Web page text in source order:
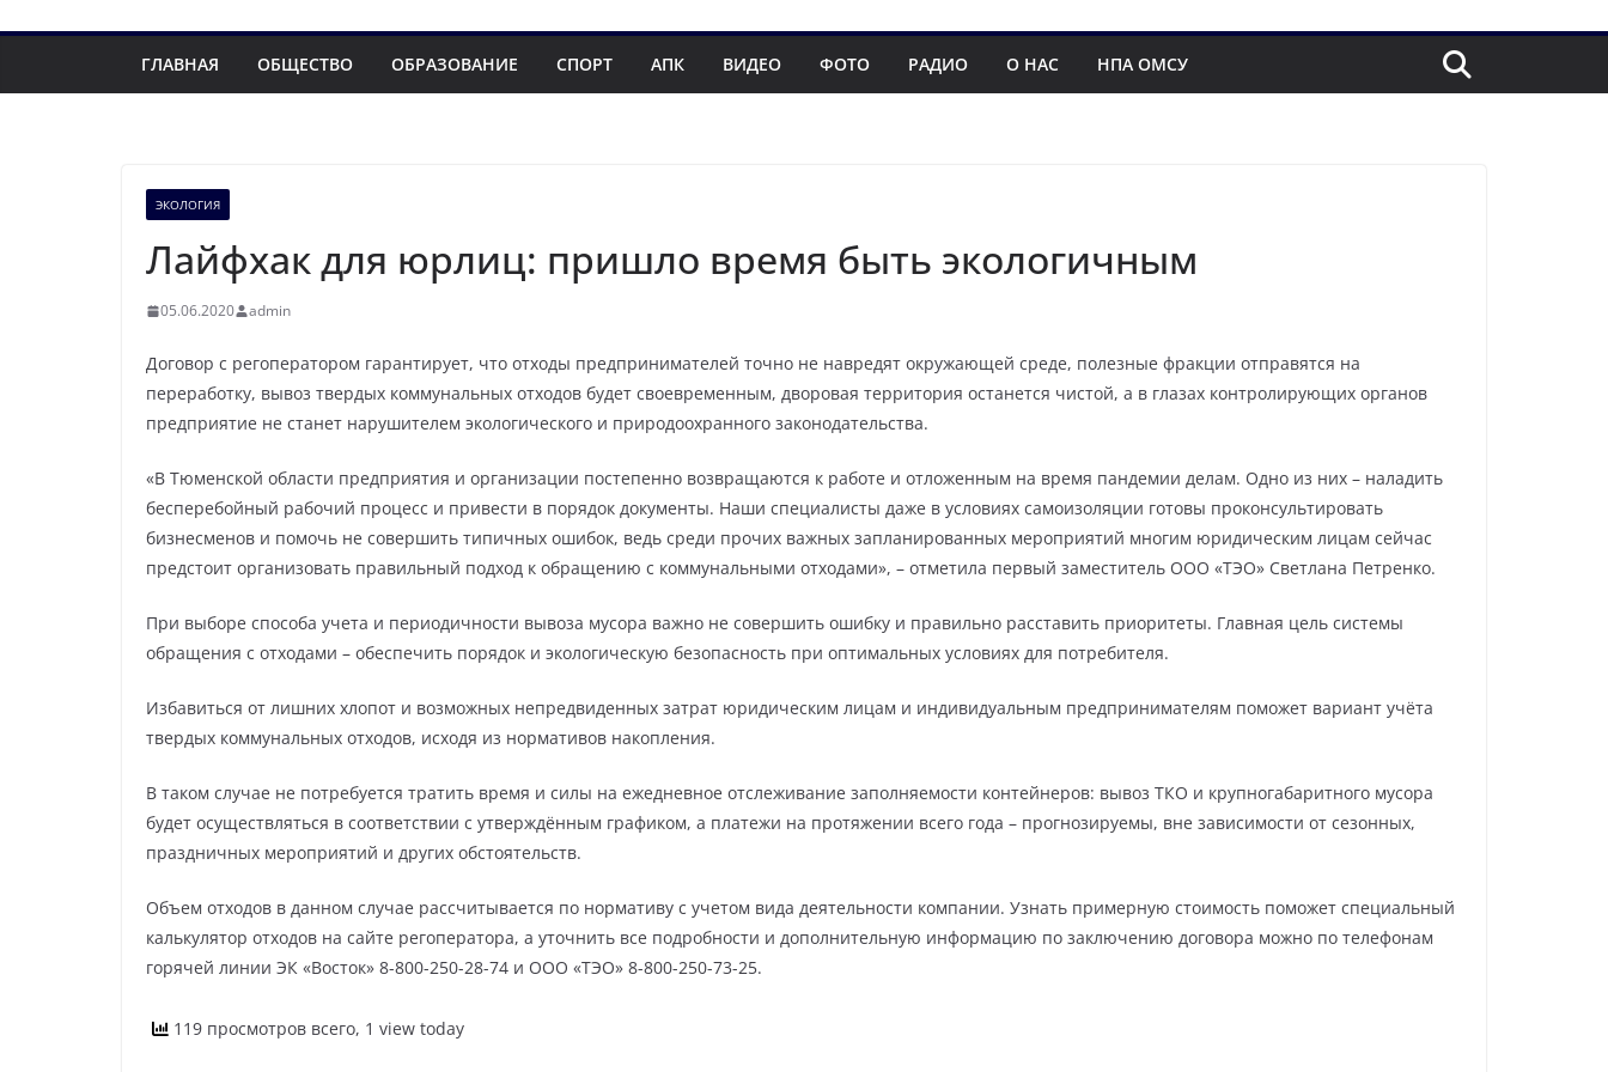
ГЛАВНАЯ ОБЩЕСТВО ОБРАЗОВАНИЕ СПОРТ АПК ВИДЕО ФОТО РАДИО О НАС НПА ОМСУ
ЭКОЛОГИЯ
Лайфхак для юрлиц: пришло время быть экологичным
05.06.2020 admin
Договор с регоператором гарантирует, что отходы предпринимателей точно не навредят окружающей среде, полезные фракции отправятся на
переработку, вывоз твердых коммунальных отходов будет своевременным, дворовая территория останется чистой, а в глазах контролирующих органов
предприятие не станет нарушителем экологического и природоохранного законодательства.
«В Тюменской области предприятия и организации постепенно возвращаются к работе и отложенным на время пандемии делам. Одно из них – наладить
бесперебойный рабочий процесс и привести в порядок документы. Наши специалисты даже в условиях самоизоляции готовы проконсультировать
бизнесменов и помочь не совершить типичных ошибок, ведь среди прочих важных запланированных мероприятий многим юридическим лицам сейчас
предстоит организовать правильный подход к обращению с коммунальными отходами», – отметила первый заместитель ООО «ТЭО» Светлана Петренко.
При выборе способа учета и периодичности вывоза мусора важно не совершить ошибку и правильно расставить приоритеты. Главная цель системы
обращения с отходами – обеспечить порядок и экологическую безопасность при оптимальных условиях для потребителя.
Избавиться от лишних хлопот и возможных непредвиденных затрат юридическим лицам и индивидуальным предпринимателям поможет вариант учёта
твердых коммунальных отходов, исходя из нормативов накопления.
В таком случае не потребуется тратить время и силы на ежедневное отслеживание заполняемости контейнеров: вывоз ТКО и крупногабаритного мусора
будет осуществляться в соответствии с утверждённым графиком, а платежи на протяжении всего года – прогнозируемы, вне зависимости от сезонных,
праздничных мероприятий и других обстоятельств.
Объем отходов в данном случае рассчитывается по нормативу с учетом вида деятельности компании. Узнать примерную стоимость поможет специальный
калькулятор отходов на сайте регоператора, а уточнить все подробности и дополнительную информацию по заключению договора можно по телефонам
горячей линии ЭК «Восток» 8-800-250-28-74 и ООО «ТЭО» 8-800-250-73-25.
119 просмотров всего, 1 view today